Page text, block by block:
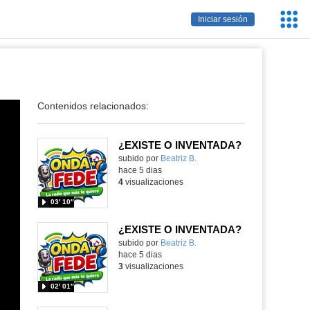
Iniciar sesión
Contenidos relacionados:
¿EXISTE O INVENTADA?
Contenido educativo.
subido por Beatriz B.
03′ 10″
hace 5 dias
4visualizaciones
¿EXISTE O INVENTADA?
Contenido educativo.
subido por Beatriz B.
02′ 01″
hace 5 dias
3visualizaciones